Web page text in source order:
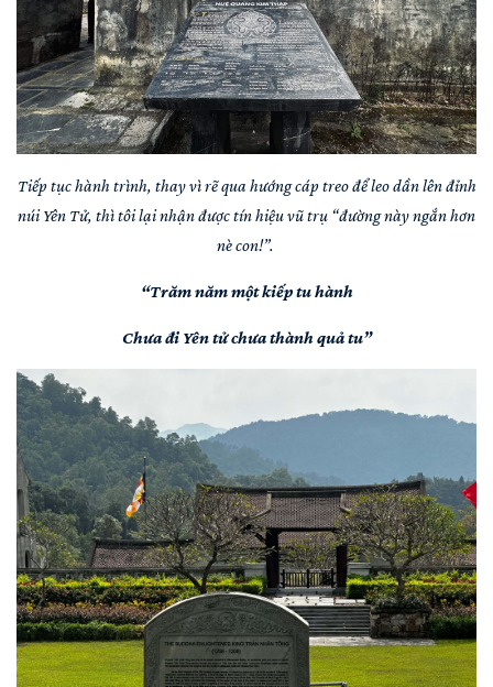
Tiếp tục hành trình, thay vì rẽ qua hướng cáp treo để leo dần lên đỉnh
núi Yên Tử, thì tôi lại nhận được tín hiệu vũ trụ “đường này ngắn hơn
nè con!”.
“Trăm năm một kiếp tu hành
Chưa đi Yên tử chưa thành quả tu”